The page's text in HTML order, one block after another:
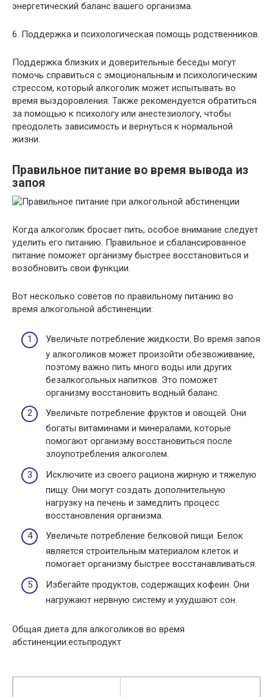
энергетический баланс вашего организма.
6. Поддержка и психологическая помощь родственников.
Поддержка близких и доверительные беседы могут
помочь справиться с эмоциональным и психологическим
стрессом, который алкоголик может испытывать во
время выздоровления. Также рекомендуется обратиться
за помощью к психологу или анестезиологу, чтобы
преодолеть зависимость и вернуться к нормальной
жизни.
Правильное питание во время вывода из
запоя
Когда алкоголик бросает пить, особое внимание следует
уделить его питанию. Правильное и сбалансированное
питание поможет организму быстрее восстановиться и
возобновить свои функции.
Вот несколько советов по правильному питанию во
время алкогольной абстиненции:
Увеличьте потребление жидкости. Во время запоя
у алкоголиков может произойти обезвоживание,
поэтому важно пить много воды или других
безалкогольных напитков. Это поможет
организму восстановить водный баланс.
Увеличьте потребление фруктов и овощей. Они
богаты витаминами и минералами, которые
помогают организму восстановиться после
злоупотребления алкоголем.
Исключите из своего рациона жирную и тяжелую
пищу. Они могут создать дополнительную
нагрузку на печень и замедлить процесс
восстановления организма.
Увеличьте потребление белковой пищи. Белок
является строительным материалом клеток и
помогает организму быстрее восстанавливаться.
Избегайте продуктов, содержащих кофеин. Они
нагружают нервную систему и ухудшают сон.
Общая диета для алкоголиков во время
абстиненции:естьпродукт